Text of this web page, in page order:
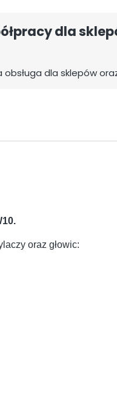
dla
dla sklepów
oraz głowic: